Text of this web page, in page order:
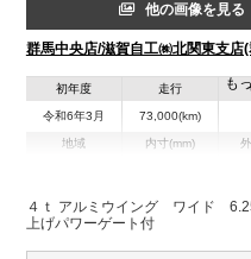
他の画像を見る
群馬中央店/滋賀自工㈱北関東支店
初年度
令和6年3月
走行
73,000(km)
地域 内寸(mm)
H:2,410
も
４ｔ アルミウイング ワイド
上げパワーゲート付